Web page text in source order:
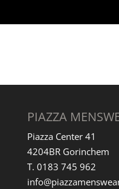
PIAZZA
Piazza Center 41
4204BR Gorinchem
T. 0183 745 962